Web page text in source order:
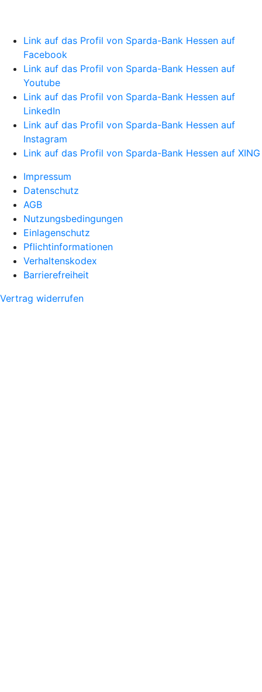
Link auf das Profil von Sparda-Bank Hessen auf
Facebook
Link auf das Profil von Sparda-Bank Hessen auf
Youtube
Link auf das Profil von Sparda-Bank Hessen auf
LinkedIn
Link auf das Profil von Sparda-Bank Hessen auf
Instagram
Link auf das Profil von Sparda-Bank Hessen auf XING
Impressum
Datenschutz
AGB
Nutzungsbedingungen
Einlagenschutz
Pflichtinformationen
Verhaltenskodex
Barrierefreiheit
Vertrag widerrufen